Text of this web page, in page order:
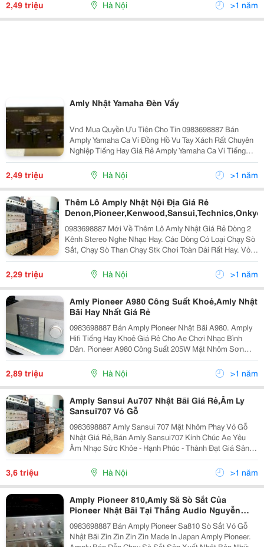
2,49 triệu Hà Nội >1 năm
Amly Nhật Yamaha Đèn Vẩy
Vnđ Mua Quyền Ưu Tiên Cho Tin 0983698887 Bán
Amply Yamaha Ca Vi Đồng Hồ Vu Tay Xách Rất Chuyên
Nghiệp Tiếng Hay Giá Rẻ Amply Yamaha Ca Vi Tiếng
Khá Hay Trong Tầm Tiền 2.5Tr. Đồng Hồ Vu Hoạt Động
Tốt, Máy Bãi Z
2,49 triệu Hà Nội >1 năm
Thêm Lô Amply Nhật Nội Địa Giá Rẻ
Denon,Pioneer,Kenwood,Sansui,Technics,Onkyo
0983698887 Mới Về Thêm Lô Amly Nhật Giá Rẻ Dòng 2
Kênh Stereo Nghe Nhạc Hay. Các Dòng Có Loại Chạy Sò
Sắt, Chạy Sò Than Chạy Stk Chơi Toàn Dải Rất Hay. Vỏ
Gỗ Có, Vỏ Sắt Có, Đồng Hồ Kim Đồng Hồ Tia 1 Số Dòng
Pioneer Cổ Có Liền Đài Đời Thiệu.
2,29 triệu Hà Nội >1 năm
Amly Pioneer A980 Công Suất Khoẻ,Amly Nhật
Bãi Hay Nhất Giá Rẻ
0983698887 Bán Amply Pioneer Nhật Bãi A980. Amply
Hifi Tiếng Hay Khoẻ Giá Rẻ Cho Ae Chơi Nhạc Bình
Dân. Pioneer A980 Công Suất 205W Mặt Nhôm Sơn
Tĩnh Điện Vàng Nhạt, Tản Nhiệt Xương Cá Cổ Điển
Tăng Hiệu Suất Cho Sò Công Suất. A980 Tiếng Cực
2,89 triệu Hà Nội >1 năm
Amply Sansui Au707 Nhật Bãi Giá Rẻ,Âm Ly
Sansui707 Vỏ Gỗ
0983698887 Amly Sansui 707 Mặt Nhôm Phay Vỏ Gỗ
Nhật Giá Rẻ,Bán Amly Sansui707 Kính Chúc Ae Yêu
Âm Nhạc Sức Khỏe - Hạnh Phúc - Thành Đạt Giá Sản
Phẩm Trên Web Để Ae Tham Khảo. Giá Có Thể Thay
Đổi, Tăng, Giảm Tùy Chất Lượng, Thờ
3,6 triệu Hà Nội >1 năm
Amply Pioneer 810,Amly Să Sò Sắt Của
Pioneer Nhật Bãi Tại Thắng Audio Nguyễn
Đứccnh
0983698887 Bán Amply Pioneer Sa810 Sò Sắt Vỏ Gỗ
Nhật Bãi Zin Zin Zin Zin Made In Japan Amply Pioneer.